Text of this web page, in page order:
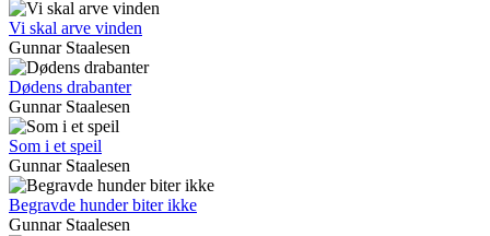
Vi skal arve vinden
Gunnar Staalesen
Dødens drabanter
Gunnar Staalesen
Som i et speil
Gunnar Staalesen
Begravde hunder biter ikke
Gunnar Staalesen